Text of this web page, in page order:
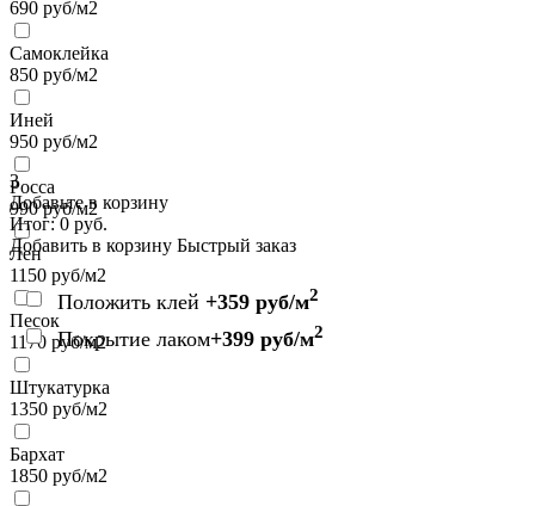
690 руб/м2
Самоклейка
850 руб/м2
Иней
950 руб/м2
Росса
990руб/м2
Лен
1150 руб/м2
Песок
1170 руб/м2
Штукатурка
1350 руб/м2
Бархат
1850 руб/м2
3
Добавьте в корзину
Итог:0 руб.
Добавить в корзину Быстрый заказ
Положить клей +359 руб/м2
Покрытие лаком+399 руб/м2